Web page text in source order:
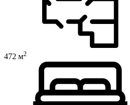
472 м2